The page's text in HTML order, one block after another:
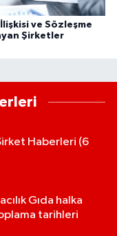
İlişkisi ve Sözleşme
Şirketler
Haberleri (6
Gıda halka
tarihleri